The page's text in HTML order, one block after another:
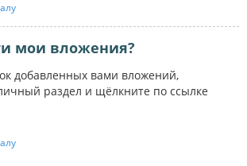
мои вложения?
добавленных вами вложений,
раздел и щёлкните по ссылке